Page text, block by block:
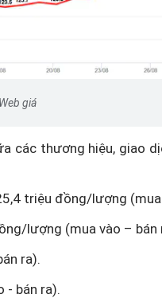
giá
các thương hiệu, giao
triệu đồng/lượng (mua
lượng (mua vào – bán
ra).
- bán ra).